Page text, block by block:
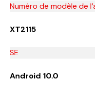
Numéro de modèle de
XT2115
SE
Android 10.0